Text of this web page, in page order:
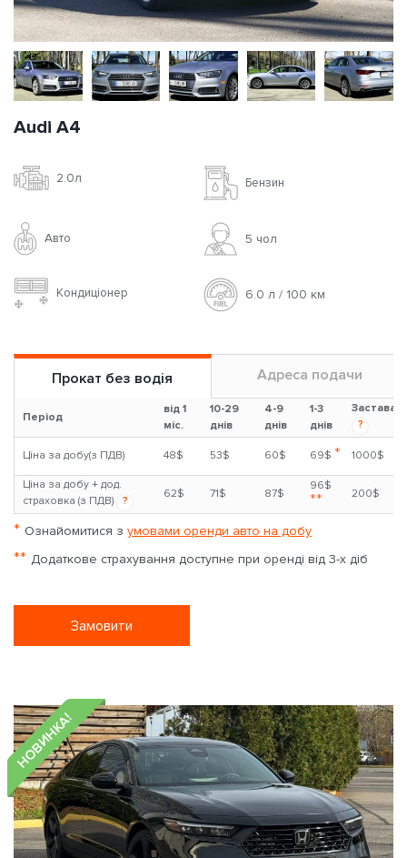
Audi A4
2.0л Бензин
Авто 5 чoл
Кондиціонер 6.0 л / 100 км
Прокат без водія Адреса подачи
Період
від 1
міс.
10-29
днів
4-9
днів
1-3
днів
Застава
?
Ціна за добу(з ПДВ) 48$ 53$ 60$ 69$ * 1000$
Ціна за добу + дод.
страховка (з ПДВ)
?
62$ 71$ 87$
96$
** 200$
* Ознайомитися з умовами оренди авто на добу
** Додаткове страхування доступне при оренді від 3-х діб
Замовити
НОВИНКА!